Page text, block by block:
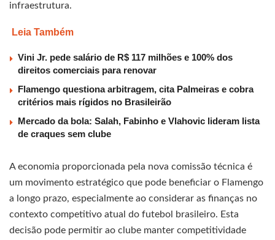
infraestrutura.
Leia Também
Vini Jr. pede salário de R$ 117 milhões e 100% dos
direitos comerciais para renovar
Flamengo questiona arbitragem, cita Palmeiras e cobra
critérios mais rígidos no Brasileirão
Mercado da bola: Salah, Fabinho e Vlahovic lideram lista
de craques sem clube
A economia proporcionada pela nova comissão técnica é
um movimento estratégico que pode beneficiar o Flamengo
a longo prazo, especialmente ao considerar as finanças no
contexto competitivo atual do futebol brasileiro. Esta
decisão pode permitir ao clube manter competitividade